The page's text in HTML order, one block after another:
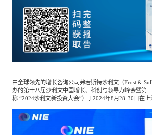
教育与培训 航运
母婴 农林
园林绿化 商业
由全球领先的增长咨询公司弗若斯特沙利文（Frost&
办的第十八届沙利文中国增长、科创与领导力峰会暨第
称 “2024沙利文新投资大会”）于2024年8月28-30日在上